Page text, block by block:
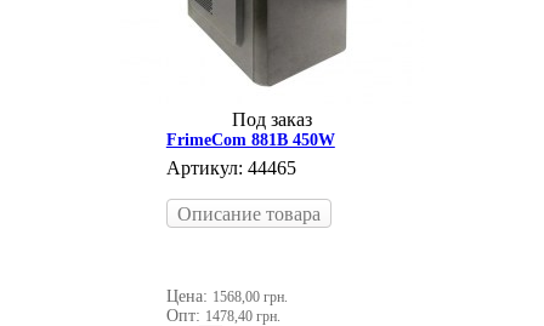
Под заказ
FrimeCom 881B 450W
Артикул: 44465
Описание товара
Цена: 1568,00 грн.
Опт: 1478,40 грн.